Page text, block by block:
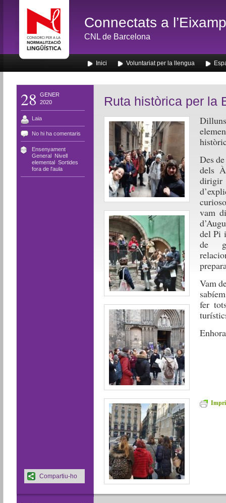
Connectats a
CNL de Barcelona
Inici Voluntariat per la llengua
28
GENER
2020
Laia
No hi ha comentaris
Ensenyament,
General, Nivell
elemental, Sortides
fora de l'aula
Ruta històrica per la
Des
dels
dirigir
vam
del Pi
de
Vam
fer
Compartiu-ho